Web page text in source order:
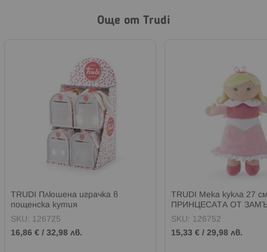
Още от Trudi
TRUDI Плюшена играчка в
пощенска кутия
SKU: 126725
16,86 € / 32,98 лв.
TRUDI Мека кукла 27
ПРИНЦЕСАТА ОТ
SKU: 126752
15,33 € / 29,98 лв.